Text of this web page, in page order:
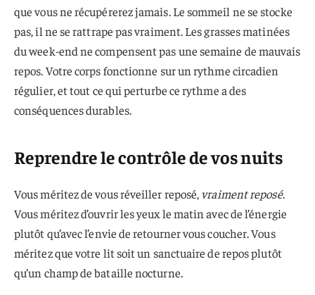
que vous ne récupérerez jamais. Le sommeil ne se stocke
pas, il ne se rattrape pas vraiment. Les grasses matinées
du week-end ne compensent pas une semaine de mauvais
repos. Votre corps fonctionne sur un rythme circadien
régulier, et tout ce qui perturbe ce rythme a des
conséquences durables.
Reprendre le contrôle de vos nuits
Vous méritez de vous réveiller reposé,vraiment reposé.
Vous méritez d’ouvrir les yeux le matin avec de l’énergie
plutôt qu’avec l’envie de retourner vous coucher. Vous
méritez que votre lit soit un sanctuaire de repos plutôt
qu’un champ de bataille nocturne.